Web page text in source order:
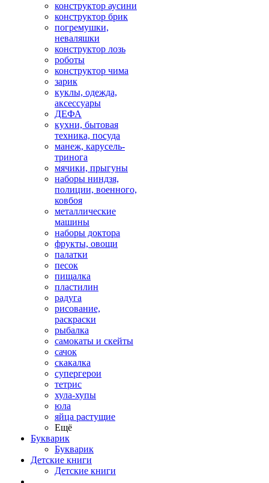
конструктор аусини
конструктор брик
погремушки,
неваляшки
конструктор лозь
роботы
конструктор чима
зарик
куклы, одежда,
аксессуары
ДЕФА
кухни, бытовая
техника, посуда
манеж, карусель-
тринога
мячики, прыгуны
наборы ниндзя,
полиции, военного,
ковбоя
металлические
машины
наборы доктора
фрукты, овощи
палатки
песок
пищалка
пластилин
радуга
рисование,
раскраски
рыбалка
самокаты и скейты
сачок
скакалка
супергерои
тетрис
хула-хупы
юла
яйца растущие
Ещё
Букварик
Букварик
Детские книги
Детские книги